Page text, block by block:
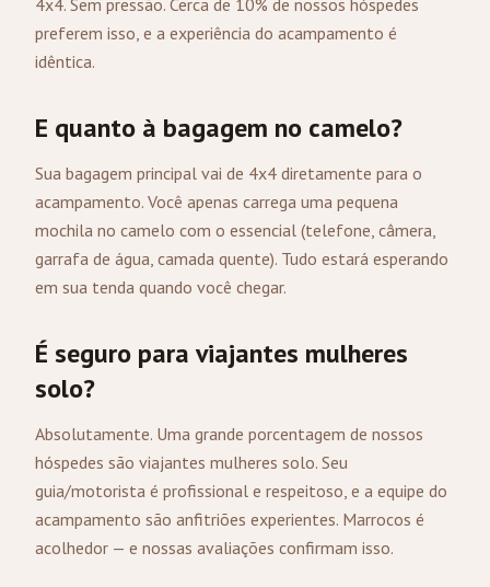
4x4. Sem pressão. Cerca de 10% de nossos hóspedes
preferem isso, e a experiência do acampamento é
idêntica.
E quanto à bagagem no camelo?
Sua bagagem principal vai de 4x4 diretamente para o
acampamento. Você apenas carrega uma pequena
mochila no camelo com o essencial (telefone, câmera,
garrafa de água, camada quente). Tudo estará esperando
em sua tenda quando você chegar.
É seguro para viajantes mulheres
solo?
Absolutamente. Uma grande porcentagem de nossos
hóspedes são viajantes mulheres solo. Seu
guia/motorista é profissional e respeitoso, e a equipe do
acampamento são anfitriões experientes. Marrocos é
acolhedor — e nossas avaliações confirmam isso.